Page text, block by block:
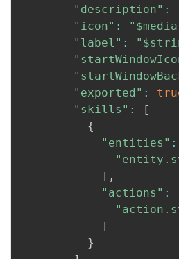
"description" :
"icon" :
"label" :
"exported" :
"skills" :
[
{
"entities" :
] ,
"actions" :
]
}